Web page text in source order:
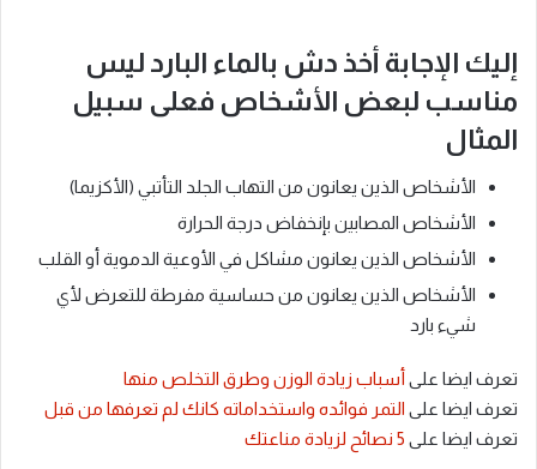
إليك الإجابة أخذ دش بالماء البارد ليس
مناسب لبعض الأشخاص فعلى سبيل
المثال
الأشخاص الذين يعانون من التهاب الجلد التأتبي (الأكزيما)
الأشخاص المصابين بإنخفاض درجة الحرارة
الأشخاص الذين يعانون مشاكل في الأوعية الدموية أو القلب
الأشخاص الذين يعانون من حساسية مفرطة للتعرض لأي
شيء بارد
تعرف ايضا على أسباب زيادة الوزن وطرق التخلص منها
تعرف ايضا على التمر فوائده واستخداماته كانك لم تعرفها من قبل
تعرف ايضا على 5 نصائح لزيادة مناعتك